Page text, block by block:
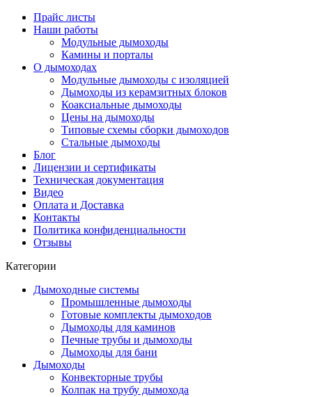
Прайс листы
Наши работы
Модульные дымоходы
Камины и порталы
О дымоходах
Модульные дымоходы с изоляцией
Дымоходы из керамзитных блоков
Коаксиальные дымоходы
Цены на дымоходы
Типовые схемы сборки дымоходов
Стальные дымоходы
Блог
Лицензии и сертификаты
Техническая документация
Видео
Оплата и Доставка
Контакты
Политика конфиденциальности
Отзывы
Категории
Дымоходные системы
Промышленные дымоходы
Готовые комплекты дымоходов
Дымоходы для каминов
Печные трубы и дымоходы
Дымоходы для бани
Дымоходы
Конвекторные трубы
Колпак на трубу дымохода